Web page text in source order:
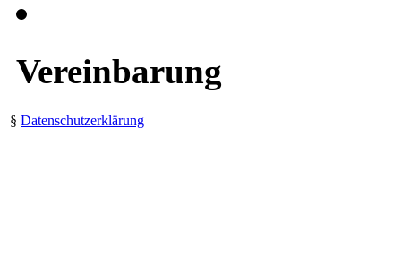
Vereinbarung
§ Datenschutzerklärung